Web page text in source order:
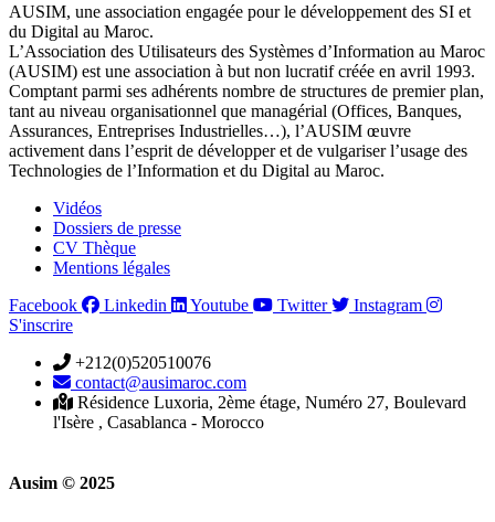
AUSIM, une association engagée pour le développement des SI et
du Digital au Maroc.
L’Association des Utilisateurs des Systèmes d’Information au Maroc
(AUSIM) est une association à but non lucratif créée en avril 1993.
Comptant parmi ses adhérents nombre de structures de premier plan,
tant au niveau organisationnel que managérial (Offices, Banques,
Assurances, Entreprises Industrielles…), l’AUSIM œuvre
activement dans l’esprit de développer et de vulgariser l’usage des
Technologies de l’Information et du Digital au Maroc.
Vidéos
Dossiers de presse
CV Thèque
Mentions légales
Facebook
Linkedin Youtube Twitter
Instagram
S'inscrire
+212(0)520510076
contact@ausimaroc.com
Résidence Luxoria, 2ème étage, Numéro 27, Boulevard
l'Isère , Casablanca - Morocco
Ausim © 2025